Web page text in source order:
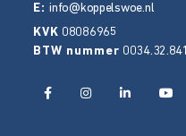
E:info@koppelswoe.nl
KVK 08086965
BTW nummer